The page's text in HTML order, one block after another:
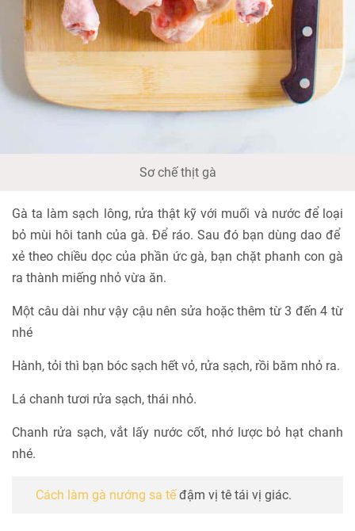
Sơ chế thịt gà
Gà ta làm sạch lông, rửa thật kỹ với muối và nước để loại
bỏ mùi hôi tanh của gà. Để ráo. Sau đó bạn dùng dao để
xẻ theo chiều dọc của phần ức gà, bạn chặt phanh con gà
ra thành miếng nhỏ vừa ăn.
Một câu dài như vậy cậu nên sửa hoặc thêm từ 3 đến 4 từ
nhé
Hành, tỏi thì bạn bóc sạch hết vỏ, rửa sạch, rồi băm nhỏ ra.
Lá chanh tươi rửa sạch, thái nhỏ.
Chanh rửa sạch, vắt lấy nước cốt, nhớ lược bỏ hạt chanh
nhé.
Cách làm gà nướng sa tếđậm vị tê tái vị giác.